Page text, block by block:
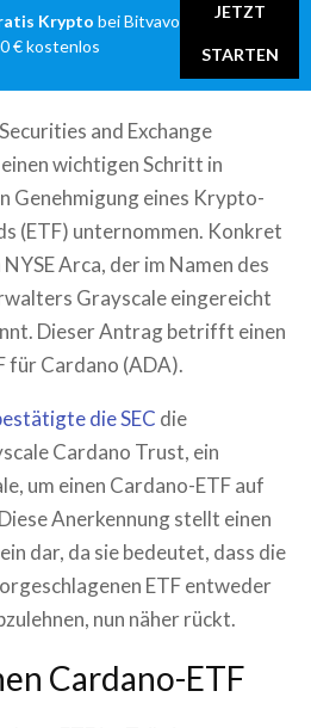
Krypto bei Bitvavo
€ kostenlos
JETZT
STARTEN
and Exchange
wichtigen Schritt in
Genehmigung eines Krypto-
(ETF) unternommen. Konkret
Arca, der im Namen des
Grayscale eingereicht
Dieser Antrag betrifft einen
für Cardano (ADA).
die SEC die
Cardano Trust, ein
um einen Cardano-ETF auf
Anerkennung stellt einen
dar, da sie bedeutet, dass die
ETF entweder
nun näher rückt.
Cardano-ETF